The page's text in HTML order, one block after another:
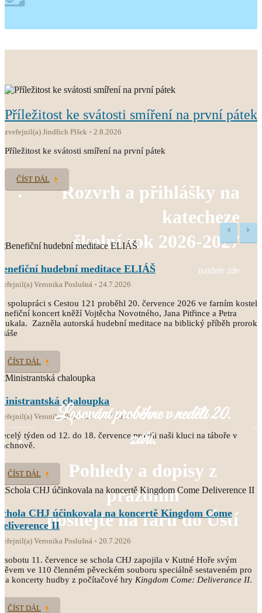
Rozvrh a přihlášky na
katecheze
školní rok 2026-2027
najdete zde
Losování proběhne v neděli 20.
září.
Pohledy a dopisy z
prázdnin
posílejte na faru do Ústí
Příležitost ke svátosti smíření na první pátek
zveřejnil(a) Jindřich Plšek 2.8.2026
Příležitost ke svátosti smíření na první pátek
ČÍST DÁL
hudební meditace ELIÁŠ
Veronika Poslušná 24.7.2026
spolupráci s Cestou 121 proběhl 20. července 2026 ve farním kostele
koncert kněží Vojtěcha Novotného, Jana Pitřince a Petra
Zazněla autorská hudební meditace na biblický příběh proroka
ČÍST DÁL
chaloupka
Veronika Poslušná 21.7.2026
týden od 12. do 18. července prožili naši kluci na táboře v
ČÍST DÁL
CHJ účinkovala na koncertě Kingdom Come
II
Veronika Poslušná 20.7.2026
sobotu 11. července se schola CHJ zapojila v Kutné Hoře svým
ve 110 členném pěveckém souboru speciálně sestaveném pro
koncerty hudby z počítačové hry Kingdom Come: Deliverance II.
ČÍST DÁL